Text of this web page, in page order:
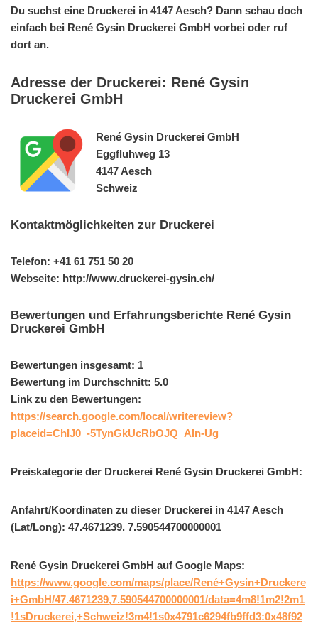
Du suchst eine Druckerei in 4147 Aesch? Dann schau doch
einfach bei René Gysin Druckerei GmbH vorbei oder ruf
dort an.
Adresse der Druckerei: René Gysin
Druckerei GmbH
René Gysin Druckerei GmbH
Eggfluhweg 13
4147 Aesch
Schweiz
Kontaktmöglichkeiten zur Druckerei
Telefon: +41 61 751 50 20
Webseite: http://www.druckerei-gysin.ch/
Bewertungen und Erfahrungsberichte René Gysin
Druckerei GmbH
Bewertungen insgesamt: 1
Bewertung im Durchschnitt: 5.0
Link zu den Bewertungen:
https://search.google.com/local/writereview?
placeid=ChIJ0_-5TynGkUcRbOJQ_AIn-Ug
Preiskategorie der Druckerei René Gysin Druckerei GmbH:
Anfahrt/Koordinaten zu dieser Druckerei in 4147 Aesch
(Lat/Long): 47.4671239. 7.590544700000001
René Gysin Druckerei GmbH auf Google Maps:
https://www.google.com/maps/place/René+Gysin+Druckere
i+GmbH/47.4671239,7.590544700000001/data=4m8!1m2!2m1
!1sDruckerei,+Schweiz!3m4!1s0x4791c6294fb9ffd3:0x48f92